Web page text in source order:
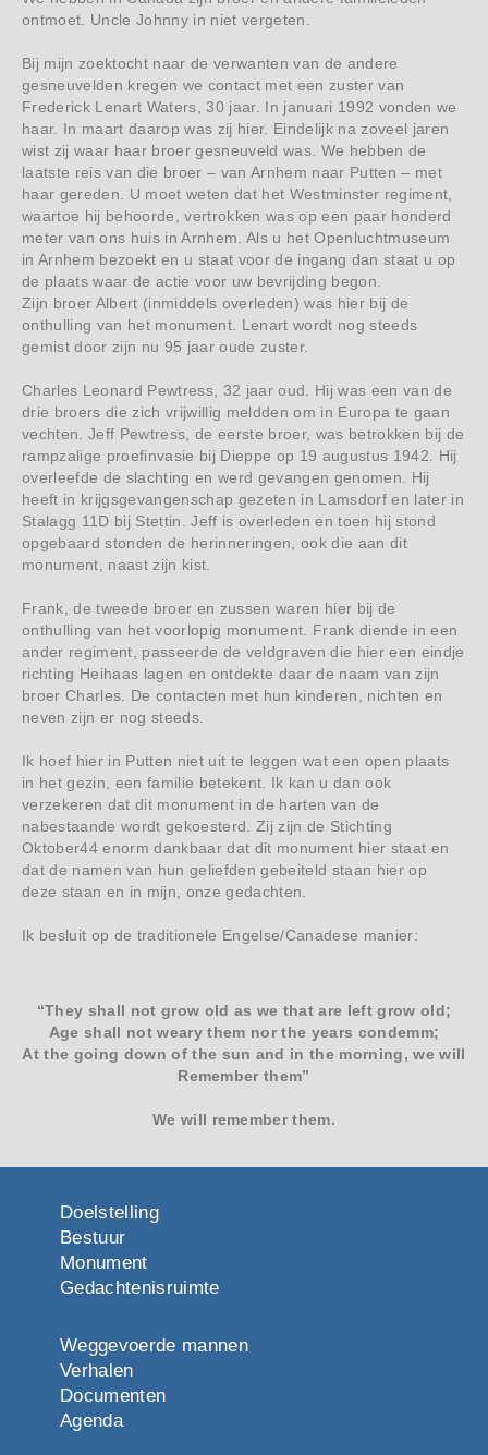
ontmoet. Uncle Johnny in niet vergeten.
Bij mijn zoektocht naar de verwanten van de andere
gesneuvelden kregen we contact met een zuster van
Frederick Lenart Waters, 30 jaar. In januari 1992 vonden we
haar. In maart daarop was zij hier. Eindelijk na zoveel jaren
wist zij waar haar broer gesneuveld was. We hebben de
laatste reis van die broer – van Arnhem naar Putten – met
haar gereden. U moet weten dat het Westminster regiment,
waartoe hij behoorde, vertrokken was op een paar honderd
meter van ons huis in Arnhem. Als u het Openluchtmuseum
in Arnhem bezoekt en u staat voor de ingang dan staat u op
de plaats waar de actie voor uw bevrijding begon.
Zijn broer Albert (inmiddels overleden) was hier bij de
onthulling van het monument. Lenart wordt nog steeds
gemist door zijn nu 95 jaar oude zuster.
Charles Leonard Pewtress, 32 jaar oud. Hij was een van de
drie broers die zich vrijwillig meldden om in Europa te gaan
vechten. Jeff Pewtress, de eerste broer, was betrokken bij de
rampzalige proefinvasie bij Dieppe op 19 augustus 1942. Hij
overleefde de slachting en werd gevangen genomen. Hij
heeft in krijgsgevangenschap gezeten in Lamsdorf en later in
Stalagg 11D bij Stettin. Jeff is overleden en toen hij stond
opgebaard stonden de herinneringen, ook die aan dit
monument, naast zijn kist.
Frank, de tweede broer en zussen waren hier bij de
onthulling van het voorlopig monument. Frank diende in een
ander regiment, passeerde de veldgraven die hier een eindje
richting Heihaas lagen en ontdekte daar de naam van zijn
broer Charles. De contacten met hun kinderen, nichten en
neven zijn er nog steeds.
Ik hoef hier in Putten niet uit te leggen wat een open plaats
in het gezin, een familie betekent. Ik kan u dan ook
verzekeren dat dit monument in de harten van de
nabestaande wordt gekoesterd. Zij zijn de Stichting
Oktober44 enorm dankbaar dat dit monument hier staat en
dat de namen van hun geliefden gebeiteld staan hier op
deze staan en in mijn, onze gedachten.
Ik besluit op de traditionele Engelse/Canadese manier:
“They shall not grow old as we that are left grow old;
Age shall not weary them nor the years condemm;
At the going down of the sun and in the morning, we will
Remember them”
We will remember them.
Doelstelling
Bestuur
Monument
Gedachtenisruimte
Weggevoerde mannen
Verhalen
Documenten
Agenda